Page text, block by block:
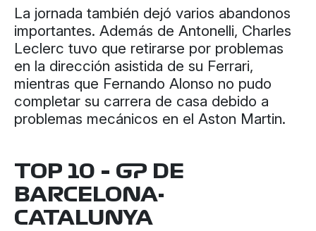
La jornada también dejó varios abandonos
importantes. Además de Antonelli, Charles
Leclerc tuvo que retirarse por problemas
en la dirección asistida de su Ferrari,
mientras que Fernando Alonso no pudo
completar su carrera de casa debido a
problemas mecánicos en el Aston Martin.
TOP 10 – GP DE
BARCELONA-
CATALUNYA